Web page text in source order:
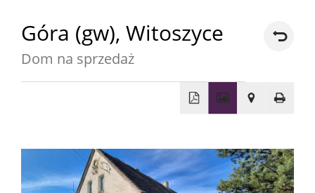
firmie
Zgłoś
Góra (gw), Witoszyce
Dom na sprzedaż